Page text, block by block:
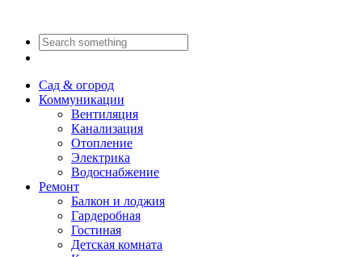
Сад & огород
Коммуникации
Вентиляция
Канализация
Отопление
Электрика
Водоснабжение
Ремонт
Балкон и лоджия
Гардеробная
Гостиная
Детская комната